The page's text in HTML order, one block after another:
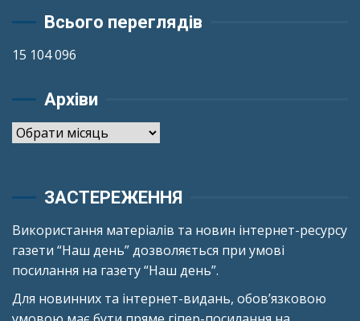
Всього переглядів
15 104 096
Архіви
Архіви
ЗАСТЕРЕЖЕННЯ
Використання матеріалів та новин інтернет-ресурсу
газети “Наш день” дозволяється при умові
посилання на газету “Наш день”.
Для новинних та інтернет-видань, обов’язковою